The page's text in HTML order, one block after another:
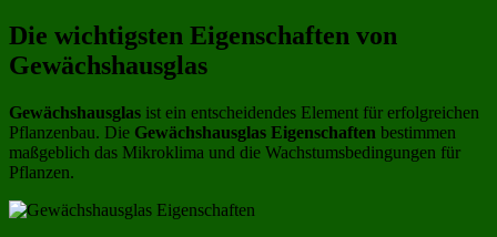
Die wichtigsten Eigenschaften von
Gewächshausglas
Gewächshausglas ist ein entscheidendes Element für erfolgreichen
Pflanzenbau. Die Gewächshausglas Eigenschaften bestimmen
maßgeblich das Mikroklima und die Wachstumsbedingungen für
Pflanzen.